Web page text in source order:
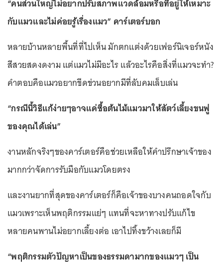
“คนส่วนใหญ่ไม่อยากปรับสภาพแวดล้อมหรือที่อยู่ให้เหมาะ
กับแมวและไม่ค่อยรู้เรื่องแมว” คาร์เตอร์บอก
หลายบ้านหลายพื้นที่ที่ไปเห็น มักตกแต่งด้วยเฟอร์นิเจอร์หนัง
สีสวยสดงดงาม แต่แมวไม่มีอะไร แล้วอะไรคือสิ่งที่แมวจะทำ?
คำตอบคือแมวอยากขีดข่วนอยากมีที่ลับคมเล็บเล่น
“กรณีนี้วิธีแก้ง่ายๆอาจแค่ซื้อต้นไม้แมวมาให้สัตว์เลี้ยงขนฟู
ของคุณได้เล่น”
งานหลักจริงๆของคาร์เตอร์คือช่วยเหลือให้คำปรึกษาเจ้าของ
มากกว่าจัดการรับมือกับแมวโดยตรง
และงานยากที่สุดของคาร์เตอร์ก็คือเจ้าของบางคนถอดใจกับ
แมวเพราะเห็นพฤติกรรมแย่ๆ แทนที่จะหาทางปรับแก้ไข
หลายคนพานไม่อยากเลี้ยงต่อ เอาไปทิ้งขว้างเลยก็มี
“พฤติกรรมตัวปัญหาเป็นของธรรมดามากของแมวๆ เป็น